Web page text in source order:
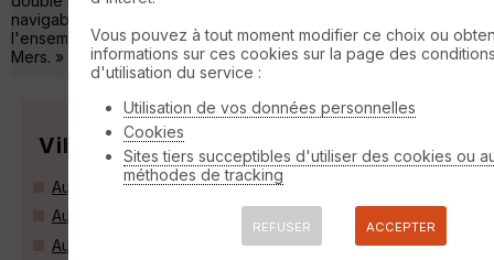
navigable de l'océan Atlantique à la mer Méditerranée,
l'ensemble des deux canaux est dénommé Canal des Deux-
Mers. »
Villes
Aucamville (31140)
Auzeville-Tolosane (31320)
Auzielle (31650)
Vous pouvez à tout moment modifier ce choix ou
informations sur ces cookies sur la page des
d'utilisation du service :
Utilisation de vos données personnelles
Cookies
Sites tiers succeptibles d'utiliser des cookies ou
méthodes de tracking
REFUSER ACCEPTER